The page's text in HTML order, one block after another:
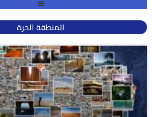
المنطقة الحرة